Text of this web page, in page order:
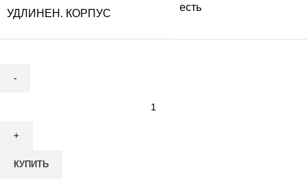
УДЛИНЕН. КОРПУС
есть
Септик
КУПИТЬ